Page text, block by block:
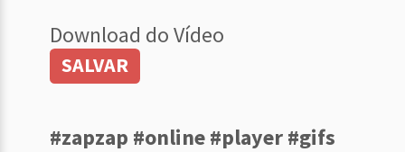
Download do Vídeo
SALVAR
#zapzap #online #player #gifs